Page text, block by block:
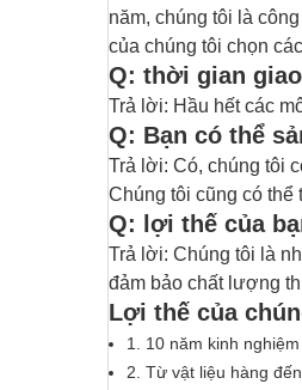
năm, chúng tôi là
của chúng tôi chọn
Q: thời gian
Trả lời: Hầu hết các
Q: Bạn có thể
Trả lời: Có, chúng tôi
Chúng tôi cũng có thể
Q: lợi thế của
Trả lời: Chúng tôi là
đảm bảo chất lượng
Lợi thế của
1. 10 năm kinh
2. Từ vật liệu hàng